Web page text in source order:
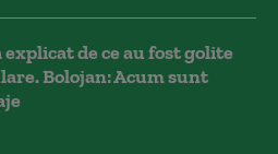
de ce au fost golite
Bolojan: Acum sunt